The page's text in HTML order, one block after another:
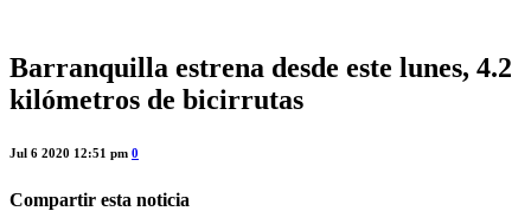
Barranquilla estrena desde este lunes, 4.2
kilómetros de bicirrutas
Jul 6 2020 12:51 pm 0
Compartir esta noticia